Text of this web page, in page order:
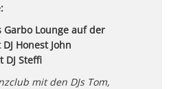
Garbo Lounge auf der
Honest John
DJ Steffi
mit den DJs Tom,